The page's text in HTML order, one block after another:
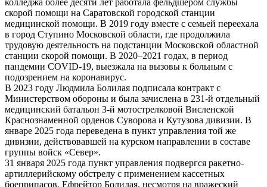
колледжа более десяти лет работала фельдшером службы
скорой помощи на Саратовской городской станции
медицинской помощи. В 2019 году вместе с семьей переехала
в город Ступино Московской области, где продолжила
трудовую деятельность на подстанции Московской областной
станции скорой помощи. В 2020–2021 годах, в период
пандемии COVID-19, выезжала на вызовы к больным с
подозрением на коронавирус.
В 2023 году Людмила Болилая подписала контракт с
Министерством обороны и была зачислена в 231-й отдельный
медицинский батальон 3-й мотострелковой Висленской
Краснознаменной орденов Суворова и Кутузова дивизии. В
январе 2025 года переведена в пункт управления той же
дивизии, действовавшей на курском направлении в составе
группы войск «Север».
31 января 2025 года пункт управления подвергся ракетно-
артиллерийскому обстрелу с применением кассетных
боеприпасов. Ефрейтор Болилая, несмотря на вражеский